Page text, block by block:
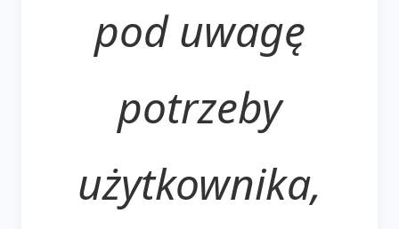
pod uwagę
potrzeby
użytkownika,